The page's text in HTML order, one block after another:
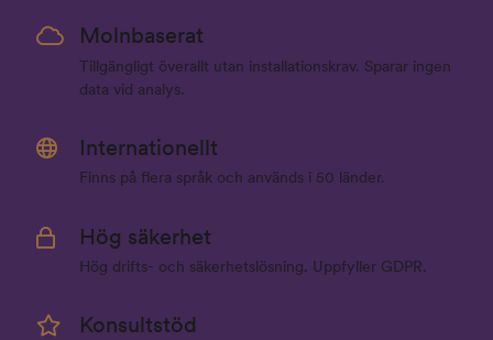
Molnbaserat
Tillgängligt överallt utan installationskrav. Sparar ingen
data vid analys.
Internationellt
Finns på flera språk och används i 50 länder.
Hög säkerhet
Hög drifts- och säkerhetslösning. Uppfyller GDPR.
Konsultstöd